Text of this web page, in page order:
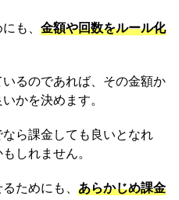
も、 金額や回数をルール化
るのであれば、その金額か
かを決めます。
ら課金しても良いとなれ
しれません。
ためにも、 あらかじめ課金